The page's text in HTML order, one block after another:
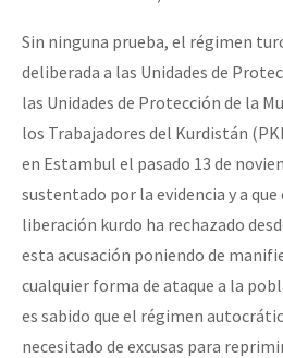
ETIQUETAS
MULTIMEDIA
Audio
Fotorreportaje
Video
Semillero Guerra contra la
la naturaleza bajo asedio)
Se o México sabe, que o mundo
[25 abr – CDMX] Tokín por el CNI: 30
Sin ninguna prueba, el régimen
deliberada a las Unidades de
las Unidades de Protección de la
los Trabajadores del Kurdistán
en Estambul el pasado 13 de
sustentado por la evidencia y a
liberación kurdo ha rechazado
esta acusación poniendo de
cualquier forma de ataque a la
es sabido que el régimen
necesitado de excusas para